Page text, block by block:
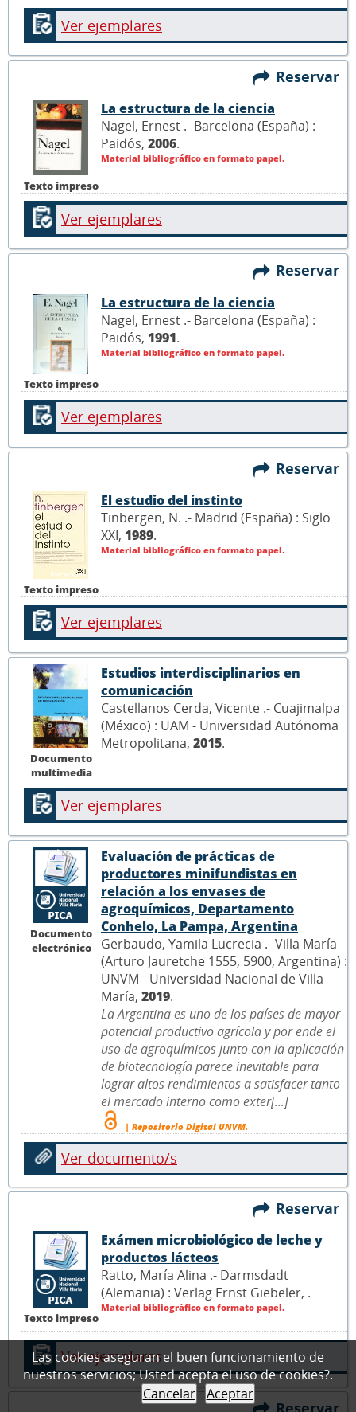
Ver ejemplares
Reservar
Texto impreso
La estructura de la ciencia
Nagel, Ernest .- Barcelona (España) :
Paidós, 2006.
Material bibliográfico en formato papel.
Ver ejemplares
Reservar
Texto impreso
La estructura de la ciencia
Nagel, Ernest .- Barcelona (España) :
Paidós, 1991.
Material bibliográfico en formato papel.
Ver ejemplares
Reservar
Texto impreso
El estudio del instinto
Tinbergen, N. .- Madrid (España) : Siglo
XXI, 1989.
Material bibliográfico en formato papel.
Ver ejemplares
Documento
multimedia
Estudios interdisciplinarios en
comunicación
Castellanos Cerda, Vicente .- Cuajimalpa
(México) : UAM - Universidad Autónoma
Metropolitana, 2015.
Ver ejemplares
Documento
electrónico
Evaluación de prácticas de
productores minifundistas en
relación a los envases de
agroquímicos, Departamento
Conhelo, La Pampa, Argentina
Gerbaudo, Yamila Lucrecia .- Villa María
(Arturo Jauretche 1555, 5900, Argentina) :
UNVM - Universidad Nacional de Villa
María, 2019.
La Argentina es uno de los países de mayor
potencial productivo agrícola y por ende el
uso de agroquímicos junto con la aplicación
de biotecnología parece inevitable para
lograr altos rendimientos a satisfacer tanto
el mercado interno como exter[...]
| Repositorio Digital UNVM.
Ver documento/s
Reservar
Texto impreso
Exámen microbiológico de leche y
productos lácteos
Ratto, María Alina .- Darmsdadt
(Alemania) : Verlag Ernst Giebeler, .
Material bibliográfico en formato papel.
Ver ejemplares
Reservar
Las cookies aseguran el buen funcionamiento de
nuestros servicios; Usted acepta el uso de cookies?.
Cancelar
Aceptar